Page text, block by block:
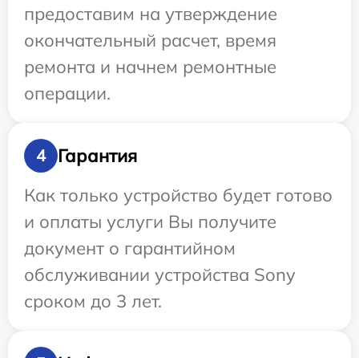
предоставим на утверждение
окончательный расчет, время
ремонта и начнем ремонтные
операции.
4
Гарантия
Как только устройство будет готово
и оплаты услуги Вы получите
документ о гарантийном
обслуживании устройства Sony
сроком до 3 лет.